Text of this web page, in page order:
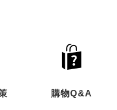
購物Q&A